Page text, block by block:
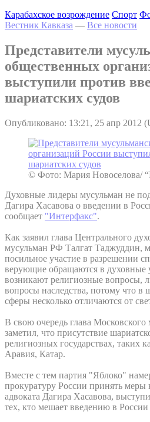
Карабахское возрождение Спорт
Вестник Кавказа — Все новости
Представители
общественных
выступили против
шариатских судов
Опубликовано: 13:21, 25 апр 2012
© Фото: Мария Новоселова/
Духовные лидеры мусульман не
Дагира Хасавова о введении в
сообщает "Интерфакс".
Как заявил глава Центрального
мусульман РФ Талгат Таджуддин,
посильное участие в разрешении
верующие обращаются в духовные
возникают религиозные вопросы,
вопросы наследства, потому что в
сферы несколько отличаются от
В свою очередь глава
заметил, что присутствие
религиозных государствах, таких
Аравия, Катар.
Вместе с тем партия "Яблоко"
прокуратуру России принять меры
адвоката Дагира Хасавова,
тех, кто мешает введению в России